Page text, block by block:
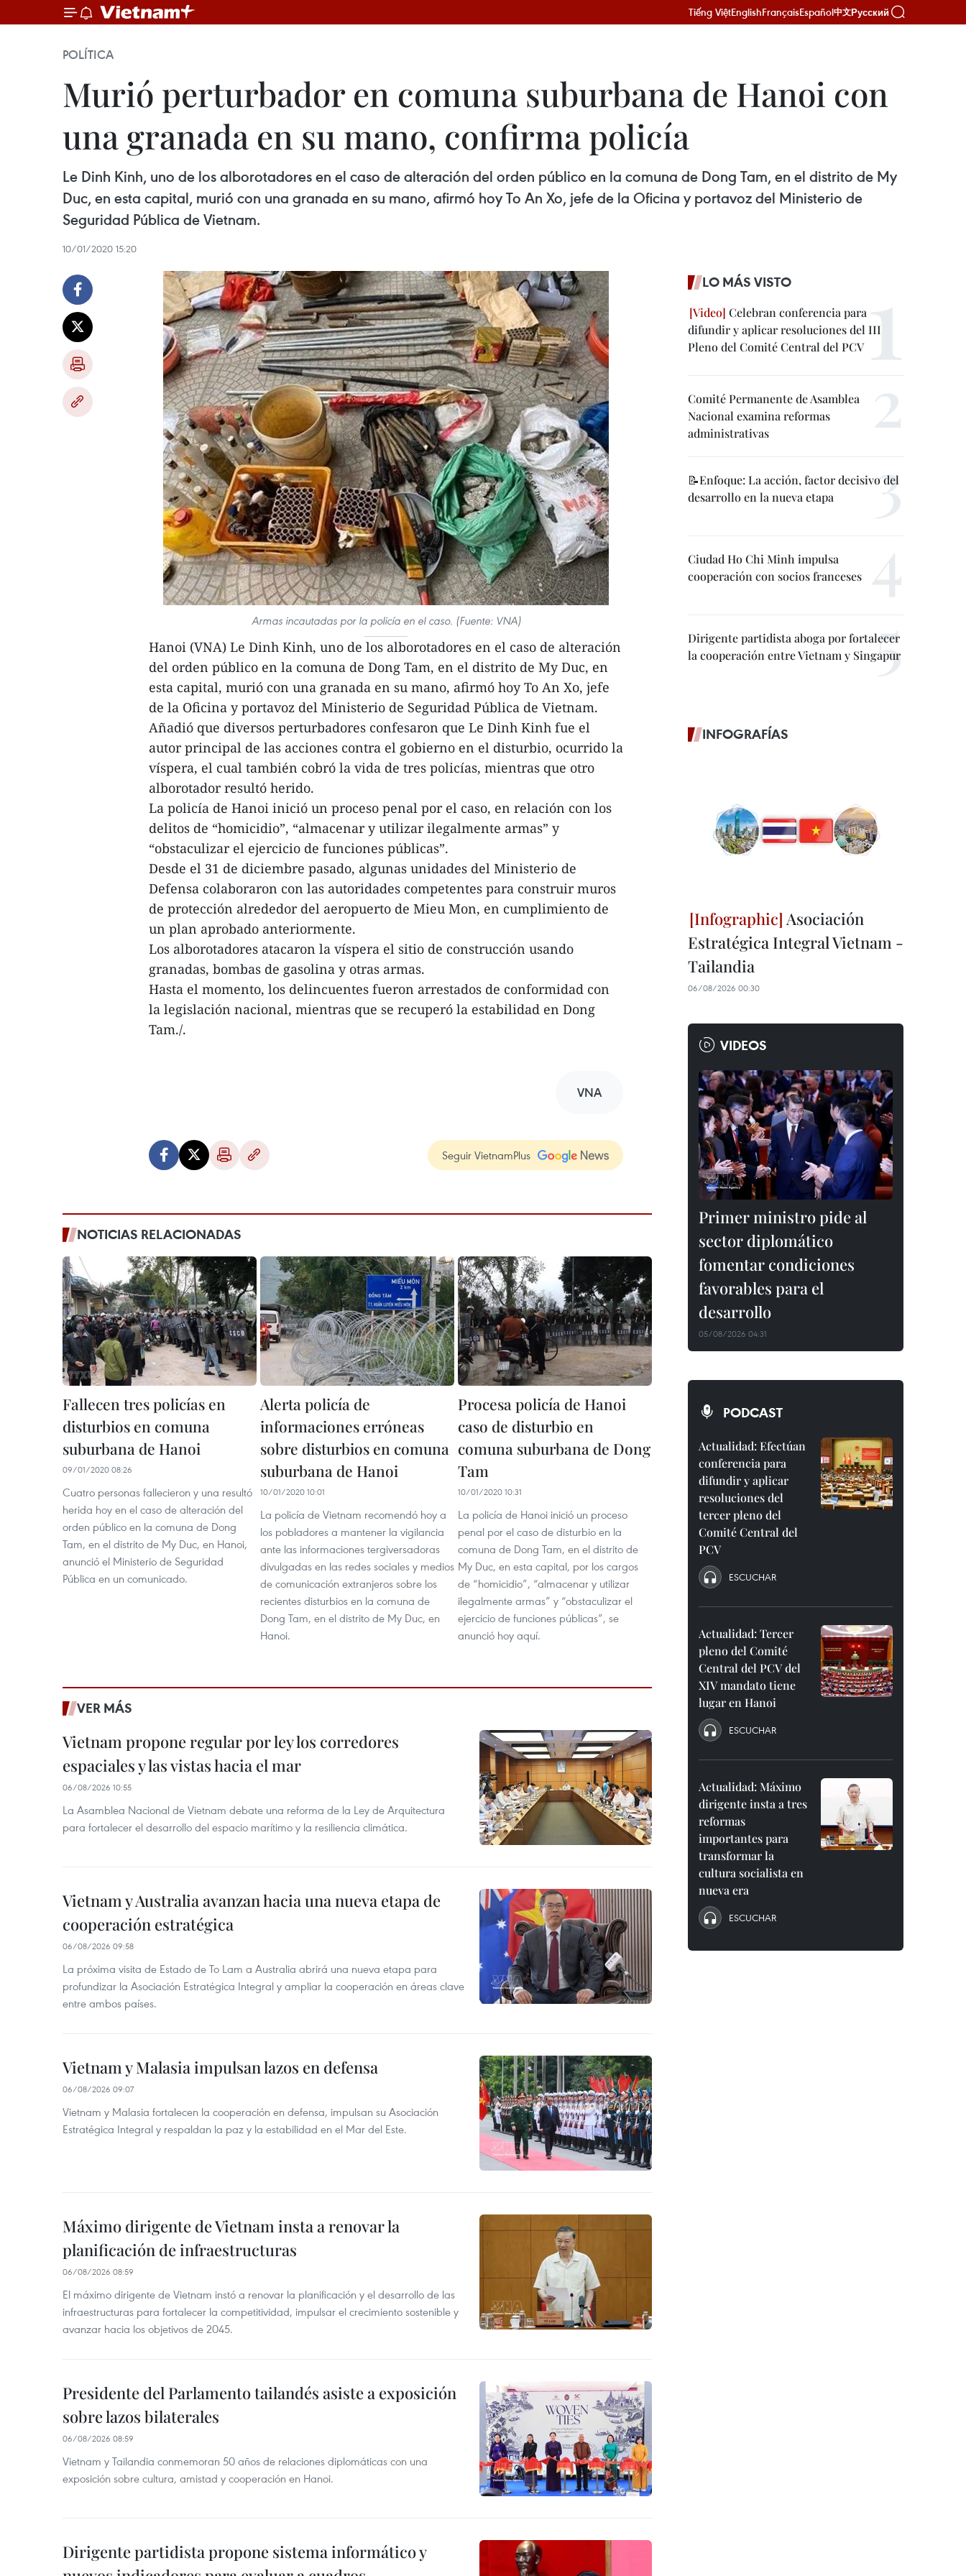
Tiếng ViệtEnglishFrançaisEspañol中文Русский
POLÍTICA
Murió perturbador en comuna suburbana de Hanoi con
una granada en su mano, confirma policía
Le Dinh Kinh, uno de los alborotadores en el caso de alteración del orden público en la comuna de Dong Tam, en el distrito de My
Duc, en esta capital, murió con una granada en su mano, afirmó hoy To An Xo, jefe de la Oficina y portavoz del Ministerio de
Seguridad Pública de Vietnam.
10/01/2020 15:20
Armas incautadas por la policía en el caso. (Fuente: VNA)
Hanoi (VNA) Le Dinh Kinh, uno de los alborotadores en el caso de alteración
del orden público en la comuna de Dong Tam, en el distrito de My Duc, en
esta capital, murió con una granada en su mano, afirmó hoy To An Xo, jefe
de la Oficina y portavoz del Ministerio de Seguridad Pública de Vietnam.
Añadió que diversos perturbadores confesaron que Le Dinh Kinh fue el
autor principal de las acciones contra el gobierno en el disturbio, ocurrido la
víspera, el cual también cobró la vida de tres policías, mientras que otro
alborotador resultó herido.
La policía de Hanoi inició un proceso penal por el caso, en relación con los
delitos de “homicidio”, “almacenar y utilizar ilegalmente armas” y
“obstaculizar el ejercicio de funciones públicas”.
Desde el 31 de diciembre pasado, algunas unidades del Ministerio de
Defensa colaboraron con las autoridades competentes para construir muros
de protección alrededor del aeropuerto de Mieu Mon, en cumplimiento de
un plan aprobado anteriormente.
Los alborotadores atacaron la víspera el sitio de construcción usando
granadas, bombas de gasolina y otras armas.
Hasta el momento, los delincuentes fueron arrestados de conformidad con
la legislación nacional, mientras que se recuperó la estabilidad en Dong
Tam./.
VNA
Seguir VietnamPlus
NOTICIAS RELACIONADAS
Fallecen tres policías en
disturbios en comuna
suburbana de Hanoi
09/01/2020 08:26
Cuatro personas fallecieron y una resultó
herida hoy en el caso de alteración del
orden público en la comuna de Dong
Tam, en el distrito de My Duc, en Hanoi,
anunció el Ministerio de Seguridad
Pública en un comunicado.
Alerta policía de
informaciones erróneas
sobre disturbios en comuna
suburbana de Hanoi
10/01/2020 10:01
La policía de Vietnam recomendó hoy a
los pobladores a mantener la vigilancia
ante las informaciones tergiversadoras
divulgadas en las redes sociales y medios
de comunicación extranjeros sobre los
recientes disturbios en la comuna de
Dong Tam, en el distrito de My Duc, en
Hanoi.
Procesa policía de Hanoi
caso de disturbio en
comuna suburbana de Dong
Tam
10/01/2020 10:31
La policía de Hanoi inició un proceso
penal por el caso de disturbio en la
comuna de Dong Tam, en el distrito de
My Duc, en esta capital, por los cargos
de “homicidio”, “almacenar y utilizar
ilegalmente armas” y “obstaculizar el
ejercicio de funciones públicas”, se
anunció hoy aquí.
VER MÁS
Vietnam propone regular por ley los corredores
espaciales y las vistas hacia el mar
06/08/2026 10:55
La Asamblea Nacional de Vietnam debate una reforma de la Ley de Arquitectura
para fortalecer el desarrollo del espacio marítimo y la resiliencia climática.
Vietnam y Australia avanzan hacia una nueva etapa de
cooperación estratégica
06/08/2026 09:58
La próxima visita de Estado de To Lam a Australia abrirá una nueva etapa para
profundizar la Asociación Estratégica Integral y ampliar la cooperación en áreas clave
entre ambos países.
Vietnam y Malasia impulsan lazos en defensa
06/08/2026 09:07
Vietnam y Malasia fortalecen la cooperación en defensa, impulsan su Asociación
Estratégica Integral y respaldan la paz y la estabilidad en el Mar del Este.
Máximo dirigente de Vietnam insta a renovar la
planificación de infraestructuras
06/08/2026 08:59
El máximo dirigente de Vietnam instó a renovar la planificación y el desarrollo de las
infraestructuras para fortalecer la competitividad, impulsar el crecimiento sostenible y
avanzar hacia los objetivos de 2045.
Presidente del Parlamento tailandés asiste a exposición
sobre lazos bilaterales
06/08/2026 08:59
Vietnam y Tailandia conmemoran 50 años de relaciones diplomáticas con una
exposición sobre cultura, amistad y cooperación en Hanoi.
Dirigente partidista propone sistema informático y
LO MÁS VISTO
Celebran conferencia para
difundir y aplicar resoluciones del III
Pleno del Comité Central del PCV
Comité Permanente de Asamblea
Nacional examina reformas
administrativas
📝Enfoque: La acción, factor decisivo del
desarrollo en la nueva etapa
Ciudad Ho Chi Minh impulsa
cooperación con socios franceses
Dirigente partidista aboga por fortalecer
la cooperación entre Vietnam y Singapur
INFOGRAFÍAS
Asociación
Estratégica Integral Vietnam -
Tailandia
06/08/2026 00:30
VIDEOS
Primer ministro pide al
sector diplomático
fomentar condiciones
favorables para el
desarrollo
05/08/2026 04:31
PODCAST
Actualidad: Efectúan
conferencia para
difundir y aplicar
resoluciones del
tercer pleno del
Comité Central del
PCV
ESCUCHAR
Actualidad: Tercer
pleno del Comité
Central del PCV del
XIV mandato tiene
lugar en Hanoi
ESCUCHAR
Actualidad: Máximo
dirigente insta a tres
reformas
importantes para
transformar la
cultura socialista en
nueva era
ESCUCHAR